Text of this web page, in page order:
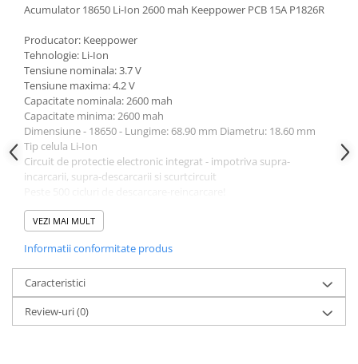
Acumulatori VRLA AGM/GEL /
Baterii si acumulatori gel si VRLA
6-12 V
Baterii si acumulatori AGM VRLA
de 6-12 V
Acumulatori Moto, ATV
GEL
AGM
SLA AGM (Sealed Lead Acid)
Tractiune
Marine & Caravan
Pachete acumulatori VRLA
Acumulator 18650 Li-Ion 2600 mah Keeppower PCB 15A P1826R
Producator: Keeppower
Tehnologie: Li-Ion
Tensiune nominala: 3.7 V
Tensiune maxima: 4.2 V
Capacitate nominala: 2600 mah
Capacitate minima: 2600 mah
Dimensiune - 18650 - Lungime: 68.90 mm Diametru: 18.60 mm
Tip celula Li-Ion
Circuit de protectie electronic integrat - impotriva supra-
incarcarii, supra-descarcarii si scurtcircuit
Atentie!
Nu incinerati
Nu demontati
Nu scurtcircuitati contactele pozitive si negative
Nu expuneti la caldura
Nu descarcati complet
Nu folositi forta pentru a instala o baterie li-ion
VEZI MAI MULT
Informatii conformitate produs
Caracteristici
Review-uri(0)